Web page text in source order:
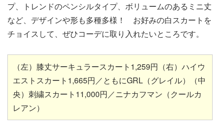
プ、トレンドのペンシルタイプ、ボリュームのあるミニ丈
など、デザインや形も多種多様！ お好みの白スカートを
チョイスして、ぜひコーデに取り入れたいところです。
（左）膝丈サーキュラースカート1,259円（右）ハイウ
エストスカート1,665円／ともにGRL（グレイル）（中
央）刺繍スカート11,000円／ニナカフマン（クールカ
レアン）